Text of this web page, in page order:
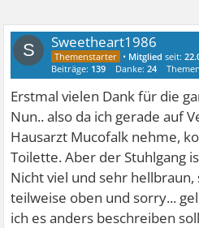
S Sweetheart1986
• Mitglied seit:
Beiträge: 139 Danke:24
Erstmal vielen Dank für die
Nun.. also da ich gerade auf
Hausarzt Mucofalk nehme,
Toilette. Aber der Stuhlgang
Nicht viel und sehr
teilweise oben und sorry...
ich es anders beschreiben